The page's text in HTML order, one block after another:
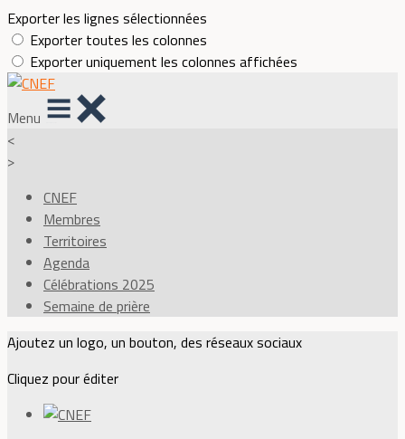
Exporter les lignes sélectionnées
Exporter toutes les colonnes
Exporter uniquement les colonnes affichées
Menu
<
>
CNEF
Membres
Territoires
Agenda
Célébrations 2025
Semaine de prière
Ajoutez un logo, un bouton, des réseaux sociaux
Cliquez pour éditer